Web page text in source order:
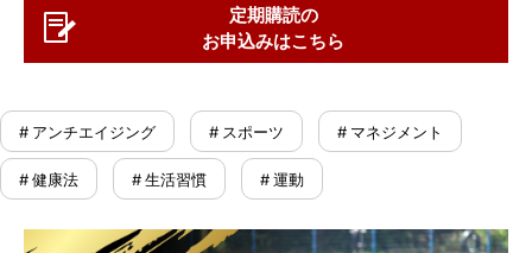
定期購読の
お申込みはこちら
# アンチエイジング # スポーツ # マネジメント
# 健康法 # 生活習慣 # 運動